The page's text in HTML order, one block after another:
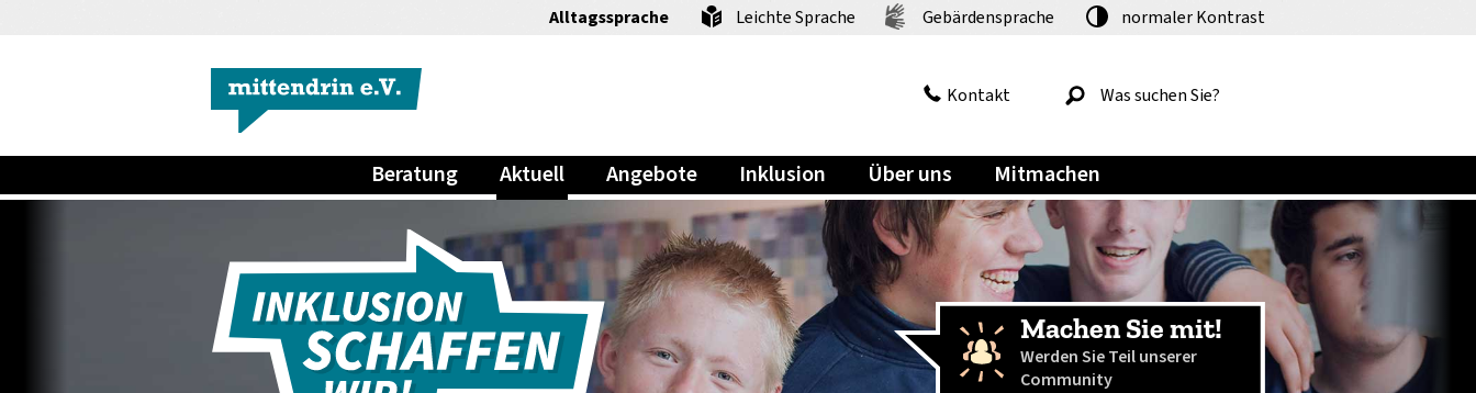
Alltagssprache Leichte Sprache Gebärdensprache normalerKontrast
Kontakt
Beratung Aktuell Angebote Inklusion Über uns Mitmachen
Machen Sie mit!
Werden Sie Teil unserer
Community